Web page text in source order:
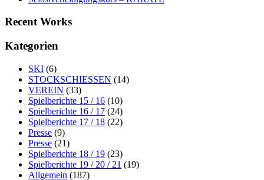
Recent Works
Kategorien
SKI (6)
STOCKSCHIESSEN (14)
VEREIN (33)
Spielberichte 15 / 16 (10)
Spielberichte 16 / 17 (24)
Spielberichte 17 / 18 (22)
Presse (9)
Presse (21)
Spielberichte 18 / 19 (23)
Spielberichte 19 / 20 / 21 (19)
Allgemein (187)